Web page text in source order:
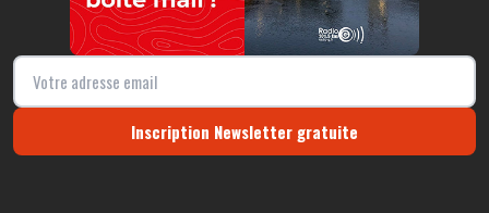
Inscription Newsletter gratuite